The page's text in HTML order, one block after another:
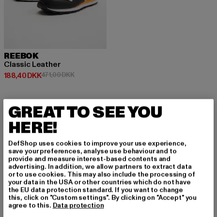
REEBOK
Classic Leather
188,40 DKK
Nuværende pris: 188,40 DKK
471,00 DKKKampagnepris: 471,00 DKK
TILMELD DIG FOR A
T BLIVE INSPIRERE
T!
Tilmeld dig vores nyhedsbrev her og modtag f
remtidige oplysninger om aktuelle trends, tilbu
GREAT TO SEE YOU
HERE!
DefShop uses cookies to improve your use experience,
save your preferences, analyse use behaviour and to
provide and measure interest-based contents and
advertising. In addition, we allow partners to extract data
or to use cookies. This may also include the processing of
your data in the USA or other countries which do not have
the EU data protection standard. If you want to change
this, click on "Custom settings". By clicking on "Accept" you
agree to this. Data protection